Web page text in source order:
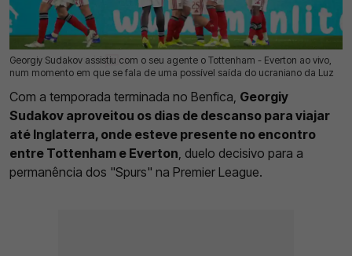
Georgiy Sudakov assistiu com o seu agente o Tottenham - Everton ao vivo,
num momento em que se fala de uma possível saída do ucraniano da Luz
25 Mai 2026 | 09:52 | 0
Com a temporada terminada no Benfica, Georgiy
Sudakov aproveitou os dias de descanso para viajar
até Inglaterra, onde esteve presente no encontro
entre Tottenham e Everton, duelo decisivo para a
permanência dos "Spurs" na Premier League.